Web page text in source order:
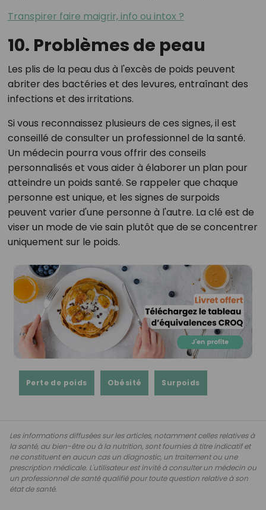
Transpirer faire maigrir, info ou intox ?
10. Problèmes de peau
Les plis de la peau dus à l'excès de poids peuvent
abriter des bactéries et des levures, entraînant des
infections et des irritations.
Si vous reconnaissez plusieurs de ces signes, il est
conseillé de consulter un professionnel de la santé.
Un médecin pourra vous offrir des conseils
personnalisés et vous aider à élaborer un plan pour
atteindre un poids santé. Se rappeler que chaque
personne est unique, et les signes de surpoids
peuvent varier d'une personne à l'autre. La clé est de
viser un mode de vie sain plutôt que de se concentrer
uniquement sur le poids.
Perte de poids Obésité Surpoids
Les informations diffusées sur les articles, notamment celles relatives à
la santé, au bien-être ou à la nutrition, sont fournies à titre indicatif et
ne constituent en aucun cas un diagnostic, un traitement ou une
prescription médicale. L'utilisateur est invité à consulter un médecin ou
un professionnel de santé qualifié pour toute question relative à son
état de santé.